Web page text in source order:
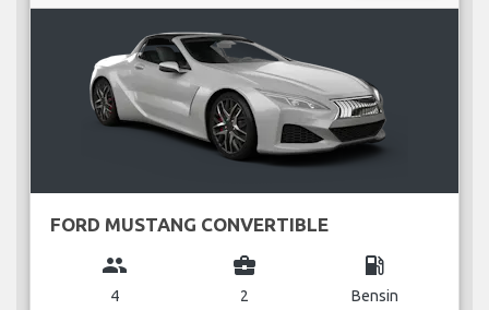
FORD MUSTANG CONVERTIBLE
group
4
business_center
2
local_gas_station
Bensin